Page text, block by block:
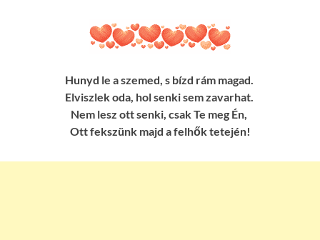
Hunyd le a szemed, s bízd rám magad.
Elviszlek oda, hol senki sem zavarhat.
Nem lesz ott senki, csak Te meg Én,
Ott fekszünk majd a felhők tetején!